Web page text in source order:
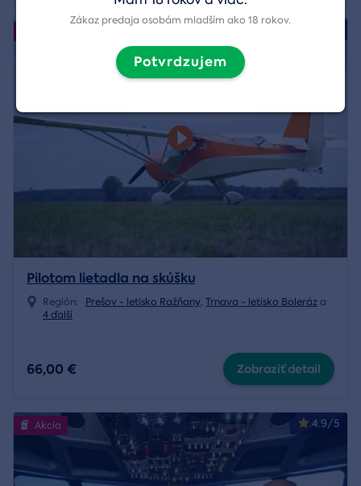
Pilotom lietadla na skúšku
Región: Prešov - letisko Ražňany, Trnava - letisko Boleráz a
4 ďalší
66,00 € Zobraziť detail
4.9/5
Akcia
Zákaz predaja osobám mladším ako 18 rokov.
Potvrdzujem